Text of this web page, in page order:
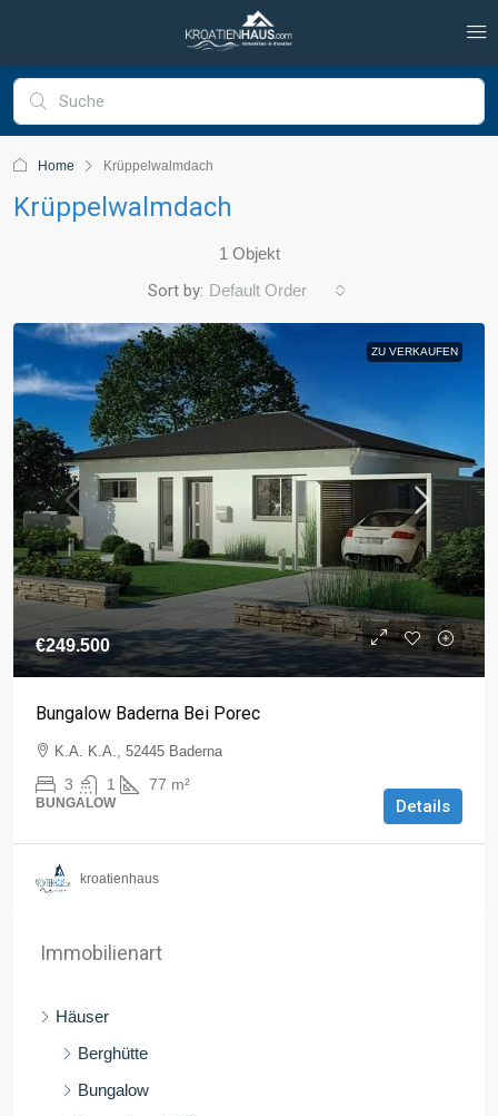
Home Krüppelwalmdach
Krüppelwalmdach
1 Objekt
Sort by: Default Order
ZU VERKAUFEN
€249.500
Bungalow Baderna Bei Porec
K.A. K.A., 52445 Baderna
3 1 77 m²
BUNGALOW Details
kroatienhaus
Immobilienart
Häuser
Berghütte
Bungalow